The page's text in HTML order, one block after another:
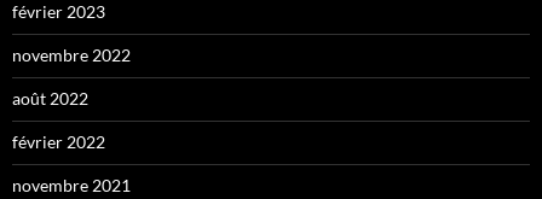
février 2023
novembre 2022
août 2022
février 2022
novembre 2021